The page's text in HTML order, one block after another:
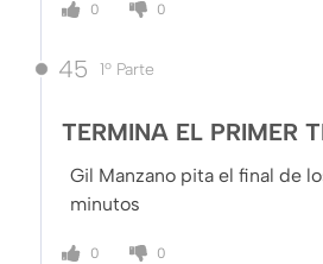
0 0
45 1º Parte
TERMINA EL PRIMER
Gil Manzano pita el final de
minutos
0 0